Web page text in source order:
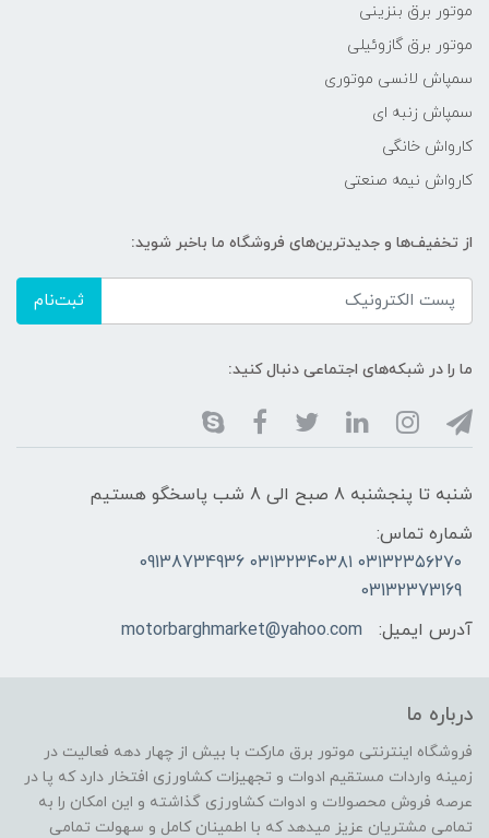
موتور برق بنزینی
موتور برق گازوئیلی
سمپاش لانسی موتوری
سمپاش زنبه ای
کارواش خانگی
کارواش نیمه صنعتی
از تخفیف‌ها و جدیدترین‌های فروشگاه ما باخبر شوید:
ثبت‌نام
ما را در شبکه‌های اجتماعی دنبال کنید:
شنبه تا پنجشنبه 8 صبح الی 8 شب پاسخگو هستیم
شماره تماس:
۰۳۱۳۲۳۵۶۲۷۰ ۰۳۱۳۲۳۴۰۳۸۱ 09138734936
03132373169
آدرس ایمیل:
motorbarghmarket@yahoo.com
درباره ما
فروشگاه اینترنتی موتور برق مارکت با بیش از چهار دهه فعالیت در
زمینه واردات مستقیم ادوات و تجهیزات کشاورزی افتخار دارد که پا در
عرصه فروش محصولات و ادوات کشاورزی گذاشته و این امکان را به
تمامی مشتریان عزیز میدهد که با اطمینان کامل و سهولت تمامی